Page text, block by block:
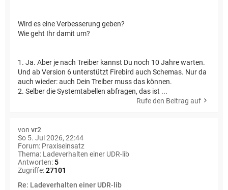
Wird es eine Verbesserung geben?
Wie geht Ihr damit um?
1. Ja. Aber je nach Treiber kannst Du noch 10 Jahre warten.
Und ab Version 6 unterstützt Firebird auch Schemas. Nur da
auch wieder: auch Dein Treiber muss das können.
2. Selber die Systemtabellen abfragen, das ist ...
Rufe den Beitrag auf
von vr2
So 5. Jul 2026, 22:44
Forum: Praxiseinsatz
Thema: Ladeverhalten einer UDR-lib
Antworten: 5
Zugriffe:27101
Re: Ladeverhalten einer UDR-lib